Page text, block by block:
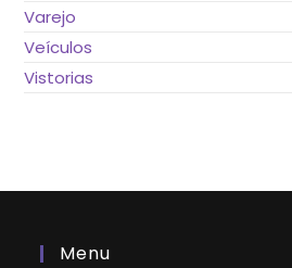
Varejo
Veículos
Vistorias
Menu